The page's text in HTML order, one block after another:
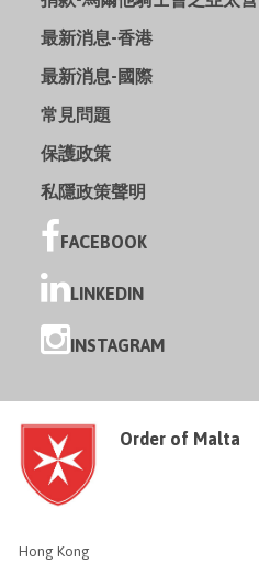
最新消息-香港
最新消息-國際
常見問題
保護政策
私隱政策聲明
FACEBOOK
LINKEDIN
INSTAGRAM
Order of Malta
Hong Kong